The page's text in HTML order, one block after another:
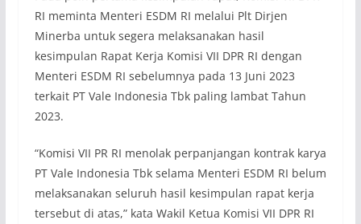
RI meminta Menteri ESDM RI melalui Plt Dirjen
Minerba untuk segera melaksanakan hasil
kesimpulan Rapat Kerja Komisi VII DPR RI dengan
Menteri ESDM RI sebelumnya pada 13 Juni 2023
terkait PT Vale Indonesia Tbk paling lambat Tahun
2023.
“Komisi VII PR RI menolak perpanjangan kontrak karya
PT Vale Indonesia Tbk selama Menteri ESDM RI belum
melaksanakan seluruh hasil kesimpulan rapat kerja
tersebut di atas,” kata Wakil Ketua Komisi VII DPR RI